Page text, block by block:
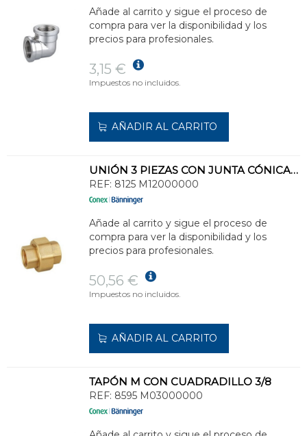
Añade al carrito y sigue el proceso de
compra para ver la disponibilidad y los
precios para profesionales.
3,15 €
Impuestos no incluidos.
AÑADIR AL CARRITO
UNIÓN 3 PIEZAS CON JUNTA CÓNICA HH 1.1/2
REF: 8125 M12000000
Añade al carrito y sigue el proceso de
compra para ver la disponibilidad y los
precios para profesionales.
50,56 €
Impuestos no incluidos.
AÑADIR AL CARRITO
TAPÓN M CON CUADRADILLO 3/8
REF: 8595 M03000000